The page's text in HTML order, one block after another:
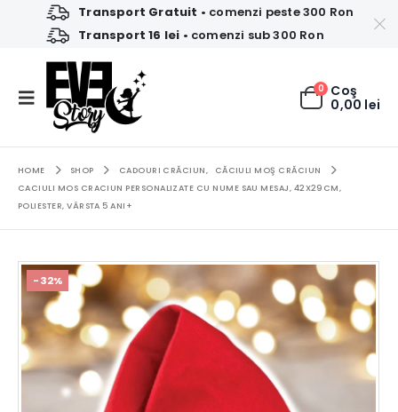
Transport Gratuit • comenzi peste 300 Ron
Transport 16 lei • comenzi sub 300 Ron
0 Coş
0,00 lei
HOME SHOP CADOURI CRĂCIUN,
CĂCIULI MOŞ CRĂCIUN
CACIULI MOS CRACIUN PERSONALIZATE CU NUME SAU MESAJ, 42X29CM,
POLIESTER, VÂRSTA 5 ANI+
-32%